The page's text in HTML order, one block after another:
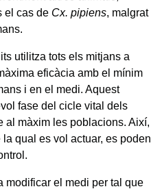
el cas de Cx. pipiens, malgrat
utilitza tots els mitjans a
eficàcia amb el mínim
i en el medi. Aquest
fase del cicle vital dels
al màxim les poblacions. Així,
qual es vol actuar, es poden
modificar el medi per tal que